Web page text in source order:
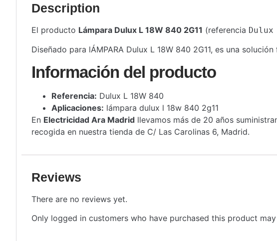
Description
El producto Lámpara Dulux L 18W 840 2G11 (referencia Dulux
Diseñado para lÁMPARA Dulux L 18W 840 2G11, es una
Información del producto
Referencia: Dulux L 18W 840
Aplicaciones: lámpara dulux l 18w 840 2g11
En Electricidad Ara Madrid llevamos más de 20 años
recogida en nuestra tienda de C/ Las Carolinas 6, Madrid.
Reviews
There are no reviews yet.
Only logged in customers who have purchased this product